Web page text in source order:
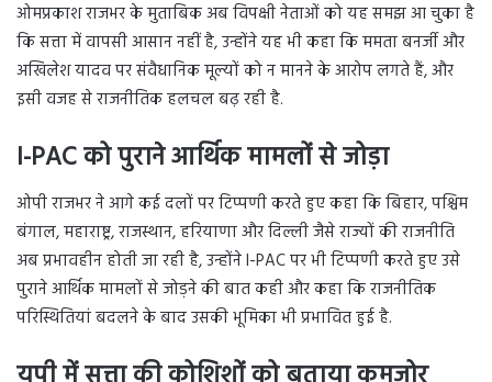
ओमप्रकाश राजभर के मुताबिक अब विपक्षी नेताओं को यह समझ आ चुका है
कि सत्ता में वापसी आसान नहीं है, उन्होंने यह भी कहा कि ममता बनर्जी और
अखिलेश यादव पर संवैधानिक मूल्यों को न मानने के आरोप लगते हैं, और
इसी वजह से राजनीतिक हलचल बढ़ रही है.
I-PAC को पुराने आर्थिक मामलों से जोड़ा
ओपी राजभर ने आगे कई दलों पर टिप्पणी करते हुए कहा कि बिहार, पश्चिम
बंगाल, महाराष्ट्र, राजस्थान, हरियाणा और दिल्ली जैसे राज्यों की राजनीति
अब प्रभावहीन होती जा रही है, उन्होंने I-PAC पर भी टिप्पणी करते हुए उसे
पुराने आर्थिक मामलों से जोड़ने की बात कही और कहा कि राजनीतिक
परिस्थितियां बदलने के बाद उसकी भूमिका भी प्रभावित हुई है.